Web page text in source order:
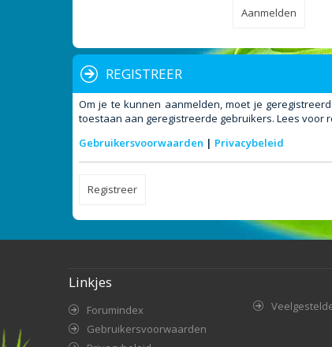
REGISTREER
Om je te kunnen aanmelden, moet je
toestaan aan geregistreerde gebruikers. Lees voor
Gebruikersvoorwaarden | Privacybeleid
Registreer
Linkjes
Forumindex
Gebruikersvoorwaarden